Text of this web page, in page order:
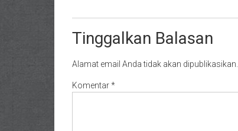
Tinggalkan Balasan
Alamat email Anda tidak akan dipublikasikan.
Komentar*